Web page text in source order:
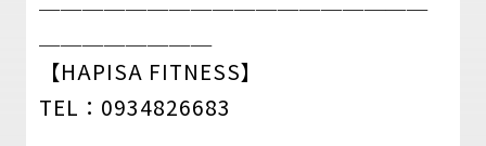
【HAPISA FITNESS】
TEL：0934826683